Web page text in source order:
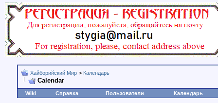
Хайборийский Мир > Календарь
Calendar
Wiki Справка Пользователи Календарь